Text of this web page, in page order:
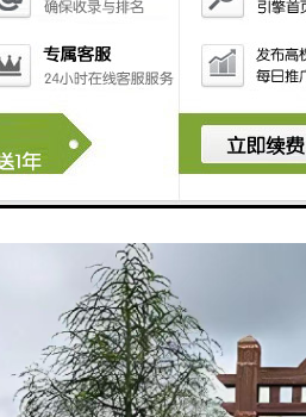
9800元-11800元 卧式墓 价格：19800元